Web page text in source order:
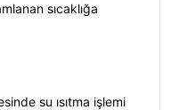
sıcaklığa
su ısıtma işlemi